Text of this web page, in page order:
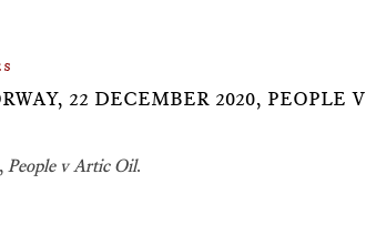
22 DECEMBER 2020, PEOPLE V
People v Artic Oil.